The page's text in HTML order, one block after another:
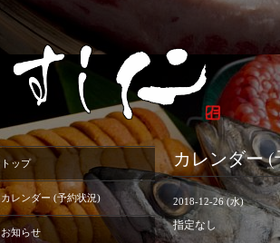
カレンダー
2018-12-26 (水)
指定なし
トップ
カレンダー (予約状況)
お知らせ